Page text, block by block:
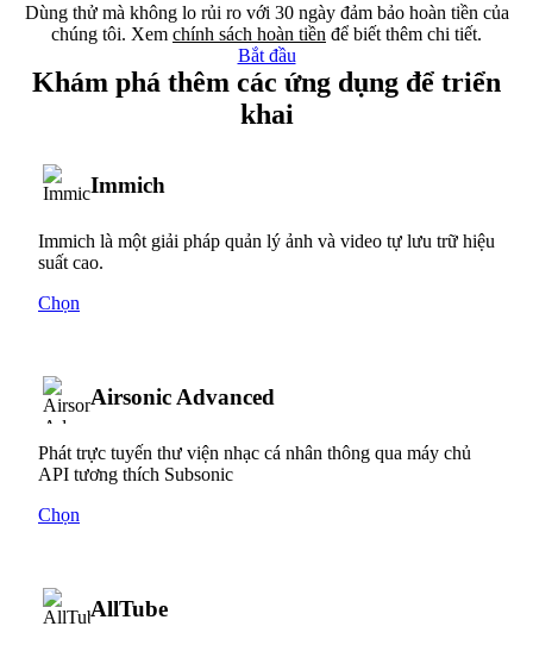
Dùng thử mà không lo rủi ro với 30 ngày đảm bảo hoàn tiền của
chúng tôi. Xem chính sách hoàn tiền để biết thêm chi tiết.
Bắt đầu
Khám phá thêm các ứng dụng để triển
khai
Immich
Immich là một giải pháp quản lý ảnh và video tự lưu trữ hiệu
suất cao.
Chọn
Airsonic Advanced
Phát trực tuyến thư viện nhạc cá nhân thông qua máy chủ
API tương thích Subsonic
Chọn
AllTube